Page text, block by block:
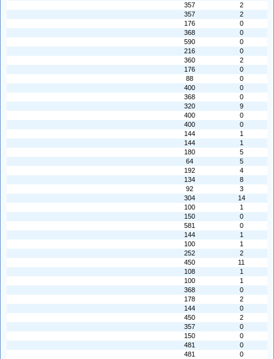
357
2
357
2
176
0
368
0
590
0
216
0
360
2
176
0
88
0
400
0
368
0
320
9
400
0
400
0
144
1
144
1
180
5
64
5
192
4
134
8
92
3
304
14
100
1
150
0
581
0
144
1
100
1
252
2
450
11
108
1
100
1
368
0
178
2
144
0
450
2
357
0
150
0
481
0
481
0